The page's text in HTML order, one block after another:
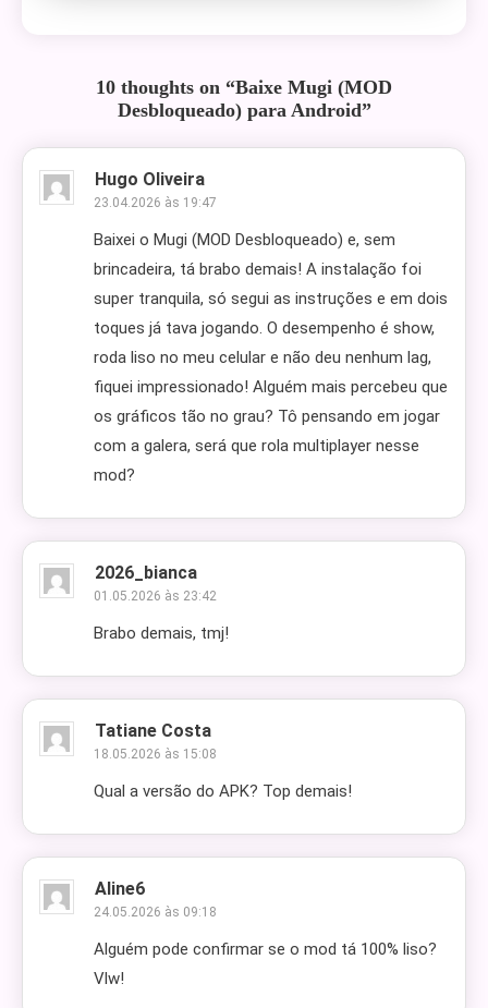
10 thoughts on “Baixe Mugi (MOD
Desbloqueado) para Android”
Hugo Oliveira
23.04.2026 às 19:47
Baixei o Mugi (MOD Desbloqueado) e, sem
brincadeira, tá brabo demais! A instalação foi
super tranquila, só segui as instruções e em dois
toques já tava jogando. O desempenho é show,
roda liso no meu celular e não deu nenhum lag,
fiquei impressionado! Alguém mais percebeu que
os gráficos tão no grau? Tô pensando em jogar
com a galera, será que rola multiplayer nesse
mod?
2026_bianca
01.05.2026 às 23:42
Brabo demais, tmj!
Tatiane Costa
18.05.2026 às 15:08
Qual a versão do APK? Top demais!
Aline6
24.05.2026 às 09:18
Alguém pode confirmar se o mod tá 100% liso?
Vlw!